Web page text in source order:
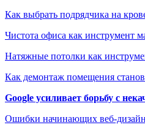
Как выбрать подрядчика на
Чистота офиса как инструмент
Натяжные потолки как
Как демонтаж помещения
Google усиливает борьбу с
Ошибки начинающих веб-